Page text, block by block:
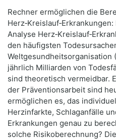
Rechner ermöglichen die
Analyse
den häufigsten
Weltgesundheitsorganisation
jährlich Milliarden von
sind theoretisch vermeidbar.
der Präventionsarbeit sind
ermöglichen es, das
Herzinfarkte, Schlaganfälle
Erkrankungen genau zu
solche Risikoberechnung?